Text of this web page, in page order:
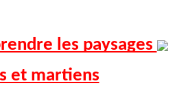
les paysages
et martiens